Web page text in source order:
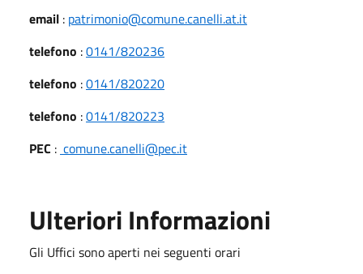
email : patrimonio@comune.canelli.at.it
telefono :0141/820236
telefono :0141/820220
telefono :0141/820223
PEC : comune.canelli@pec.it
Ulteriori Informazioni
Gli Uffici sono aperti nei seguenti orari